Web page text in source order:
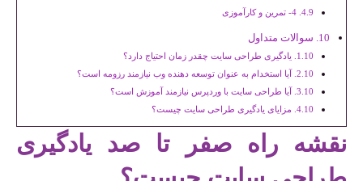
4- تمرین و کارآموزی
سوالات متداول
یادگیری طراحی سایت چقدر زمان احتیاج دارد؟
آیا استخدام به عنوان توسعه دهنده وب نیازمند رزومه است؟
آیا طراحی سایت با وردپرس نیازمند آموزش است؟
مزایای یادگیری طراحی سایت چیست؟
نقشه راه صفر تا صد یادگیری